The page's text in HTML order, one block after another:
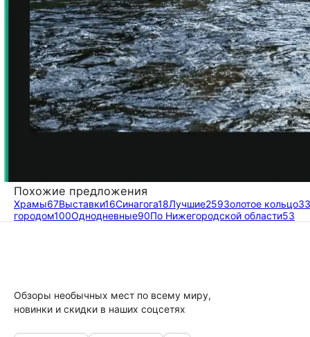
Похожие предложения
Храмы67Выставки16Синагога18Лучшие259Золотое кольцо33
городом100Однодневные90По Нижегородской области53
Обзоры необычных мест по всему миру,
новинки и скидки в наших соцсетях